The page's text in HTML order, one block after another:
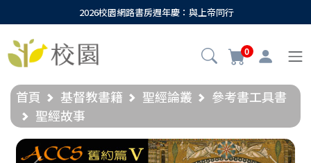
2026校園網路書房週年慶：與上帝同行
0
首頁 基督教書籍 聖經論叢
參考書工具書
聖經故事